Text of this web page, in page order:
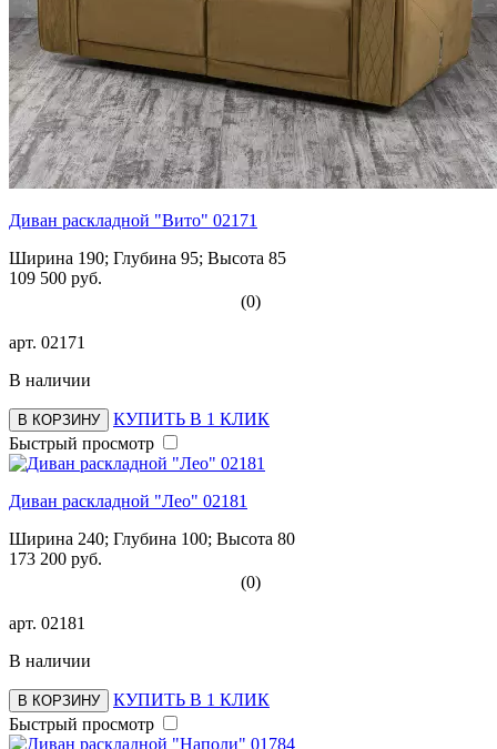
Диван раскладной "Вито" 02171
Ширина 190; Глубина 95; Высота 85
109 500 руб.
(0)
арт. 02171
В наличии
В КОРЗИНУ
КУПИТЬ В 1 КЛИК
Быстрый просмотр
Диван раскладной "Лео" 02181
Ширина 240; Глубина 100; Высота 80
173 200 руб.
(0)
арт. 02181
В наличии
В КОРЗИНУ
КУПИТЬ В 1 КЛИК
Быстрый просмотр